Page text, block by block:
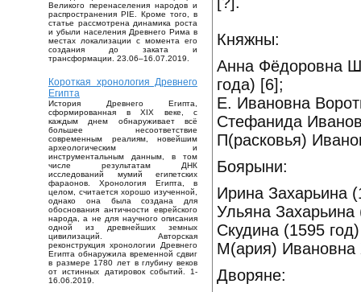
Великого перенаселения народов и
распространения PIE. Кроме того, в
статье рассмотрена динамика роста
и убыли населения Древнего Рима в
местах локализации с момента его
создания до заката и
трансформации. 23.06–16.07.2019.
Короткая хронология Древнего
Египта
История Древнего Египта,
сформированная в XIX веке, с
каждым днем обнаруживает всё
большее несоответствие
современным реалиям, новейшим
археологическим и
инструментальным данным, в том
числе результатам ДНК
исследований мумий египетских
фараонов. Хронология Египта, в
целом, считается хорошо изученной,
однако она была создана для
обоснования античности еврейского
народа, а не для научного описания
одной из древнейших земных
цивилизаций. Авторская
реконструкция хронологии Древнего
Египта обнаружила временной сдвиг
в размере 1780 лет в глубину веков
от истинных датировок событий. 1-
16.06.2019.
Княжны:
Анна Фёдоровна
года) [6];
Е. Ивановна
Стефанида
П(расковья)
Боярыни:
Ирина Захарьина
Ульяна Захарьина
Скудина (1595
М(ария) Ивановна
Дворяне: